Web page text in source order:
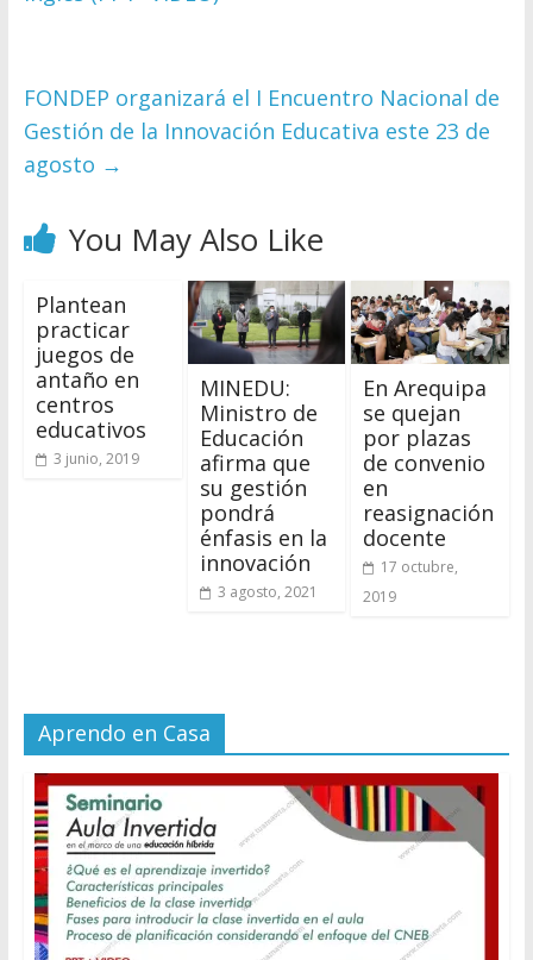
FONDEP organizará el I Encuentro Nacional de
Gestión de la Innovación Educativa este 23 de
agosto →
You May Also Like
Plantean
practicar
juegos de
antaño en
centros
educativos
3 junio, 2019
MINEDU:
Ministro de
Educación
afirma que
su gestión
pondrá
énfasis en la
innovación
3 agosto, 2021
En Arequipa
se quejan
por plazas
de convenio
en
reasignación
docente
17 octubre,
2019
Aprendo en Casa